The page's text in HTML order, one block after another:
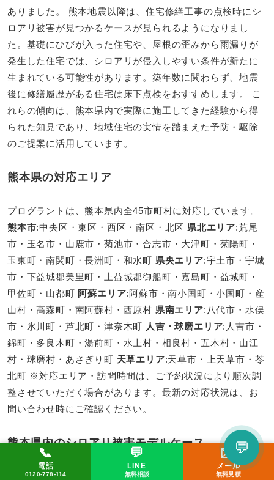
ありました。 熊本地震以降は、住宅修繕工事の点検時にシ
ロアリ被害が見つかるケースが見られるようになりまし
た。基礎にひびが入った住宅や、屋根の歪みから雨漏りが
発生した住宅では、シロアリが侵入しやすい条件が新たに
生まれている可能性があります。築年数に関わらず、地震
後に修繕履歴がある住宅は床下点検をおすすめします。 こ
れらの傾向は、熊本県内で実際に施工してきた経験から得
られた知見であり、地域住宅の実情を踏まえた予防・駆除
のご提案に活用しています。
熊本県の対応エリア
プログラントは、熊本県内全45市町村に対応しています。
熊本市:中央区・東区・西区・南区・北区 県北エリア:荒尾
市・玉名市・山鹿市・菊池市・合志市・大津町・菊陽町・
玉東町・南関町・長洲町・和水町 県央エリア:宇土市・宇城
市・下益城郡美里町・上益城郡御船町・嘉島町・益城町・
甲佐町・山都町 阿蘇エリア:阿蘇市・南小国町・小国町・産
山村・高森町・南阿蘇村・西原村 県南エリア:八代市・水俣
市・氷川町・芦北町・津奈木町 人吉・球磨エリア:人吉市・
錦町・多良木町・湯前町・水上村・相良村・五木村・山江
村・球磨村・あさぎり町 天草エリア:天草市・上天草市・苓
北町 ※対応エリア・訪問時間は、ご予約状況により順次調
整させていただく場合があります。最新の対応状況は、お
問い合わせ時にご確認ください。
熊本県内のシロアリ被害モデルケース
※以下は、これまでにお寄せいただいた相談内容を匿名
LINEで相談してみる
📞 0120-778-114 ✉️ メール 💬 LINE
📞
電話
0120-778-114
💬
LINE
無料相談
✉️
メール
無料見積
💬